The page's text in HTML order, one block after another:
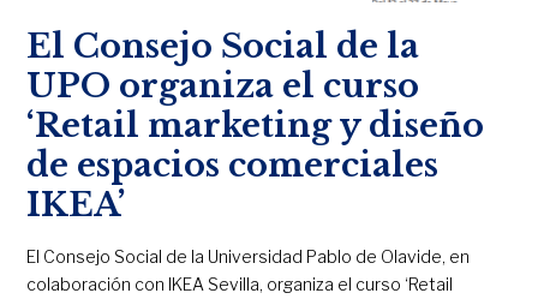
El Consejo Social de la
UPO organiza el curso
‘Retail marketing y diseño
de espacios comerciales
IKEA’
El Consejo Social de la Universidad Pablo de Olavide, en
colaboración con IKEA Sevilla, organiza el curso ‘Retail